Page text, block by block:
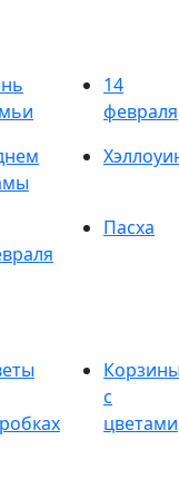
14
февраля
Пасха
с
цветами